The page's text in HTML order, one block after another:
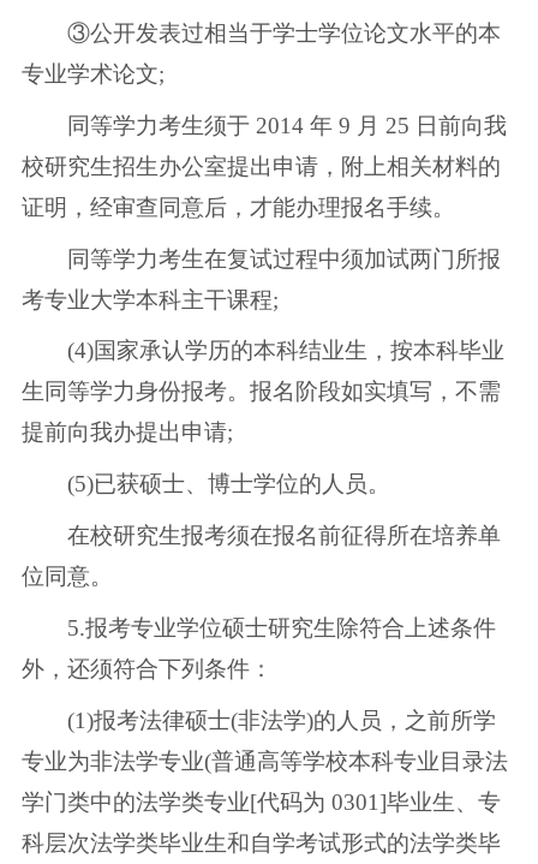
③公开发表过相当于学士学位论文水平的本
专业学术论文;
同等学力考生须于 2014 年 9 月 25 日前向我
校研究生招生办公室提出申请，附上相关材料的
证明，经审查同意后，才能办理报名手续。
同等学力考生在复试过程中须加试两门所报
考专业大学本科主干课程;
(4)国家承认学历的本科结业生，按本科毕业
生同等学力身份报考。报名阶段如实填写，不需
提前向我办提出申请;
(5)已获硕士、博士学位的人员。
在校研究生报考须在报名前征得所在培养单
位同意。
5.报考专业学位硕士研究生除符合上述条件
外，还须符合下列条件：
(1)报考法律硕士(非法学)的人员，之前所学
专业为非法学专业(普通高等学校本科专业目录法
学门类中的法学类专业[代码为 0301]毕业生、专
科层次法学类毕业生和自学考试形式的法学类毕